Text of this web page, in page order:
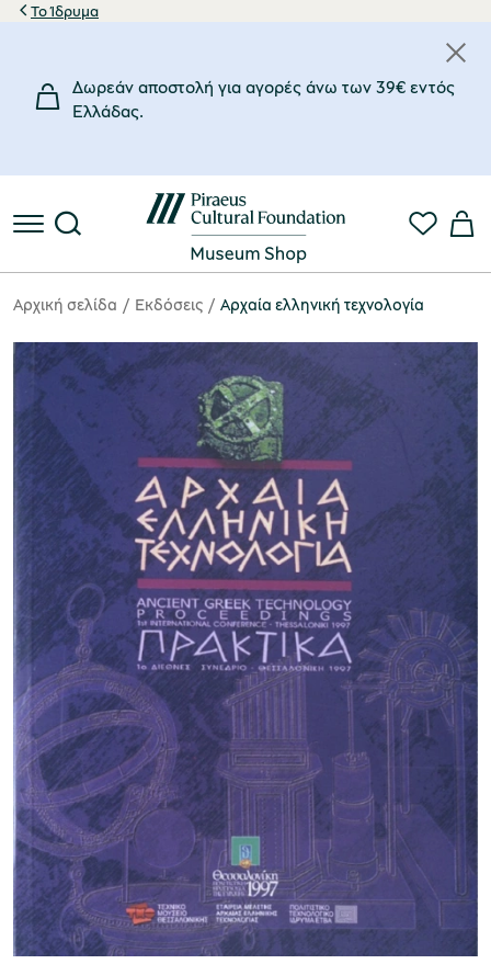
Το Ίδρυμα
Δωρεάν αποστολή για αγορές άνω των 39€ εντός
Eλλάδας.
Αρχική σελίδα Eκδόσεις Αρχαία ελληνική τεχνολογία